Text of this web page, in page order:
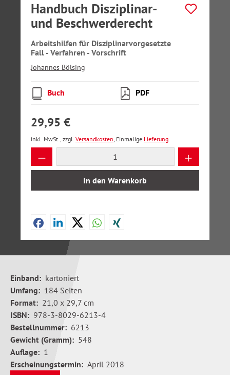
Handbuch Disziplinar-
und Beschwerderecht
Arbeitshilfen für Disziplinarvorgesetzte
Fall - Verfahren - Vorschrift
Johannes Bölsing
Buch PDF
29,95 €
inkl. MwSt., zzgl. Versandkosten, Einmalige Lieferung
Produkt Anzahl: Gib den gewünschten
In den Warenkorb
Einband: kartoniert
Umfang: 184 Seiten
Format: 21,0 x 29,7 cm
ISBN: 978-3-8029-6213-4
Bestellnummer: 6213
Gewicht (Gramm): 548
Auflage: 1
Erscheinungstermin: April 2018